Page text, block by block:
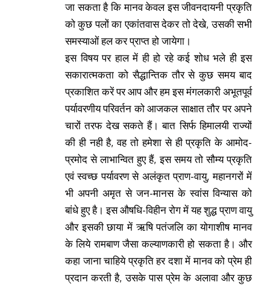
जा सकता है कि मानव केवल इस जीवनदायनी प्रकृति
को कुछ पलों का एकांतवास देकर तो देखे, उसकी सभी
समस्याओं हल कर प्राप्त हो जायेगा।
इस विषय पर हाल में ही हो रहे कई शोध भले ही इस
सकारात्मकता को सैद्धान्तिक तौर से कुछ समय बाद
प्रकाशित करें पर आप और हम इस मंगलकारी अभूतपूर्व
पर्यावरणीय परिवर्तन को आजकल साक्षात तौर पर अपने
चारों तरफ देख सकते हैं। बात सिर्फ हिमालयी राज्यों
की ही नही है, वह तो हमेशा से ही प्रकृति के आमोद-
प्रमोद से लाभान्वित हुए हैं, इस समय तो सौम्य प्रकृति
एवं स्वच्छ पर्यावरण से अलंकृत प्राण-वायु, महानगरों में
भी अपनी अमृत से जन-मानस के स्वांस विन्यास को
बांधे हुए है। इस औषधि-विहीन रोग में यह शुद्ध प्राण वायु
और इसकी छाया में ऋषि पतंजलि का योगाशीष मानव
के लिये रामबाण जैसा कल्याणकारी हो सकता है। और
कहा जाना चाहिये प्रकृति हर दशा में मानव को प्रेम ही
प्रदान करती है, उसके पास प्रेम के अलावा और कुछ